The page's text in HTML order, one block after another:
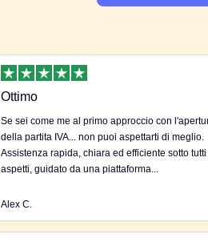
Ottimo
Se sei come me al primo approccio con
della partita IVA... non puoi aspettarti di meglio.
Assistenza rapida, chiara ed efficiente sotto tutti
aspetti, guidato da una piattaforma...
Alex C.